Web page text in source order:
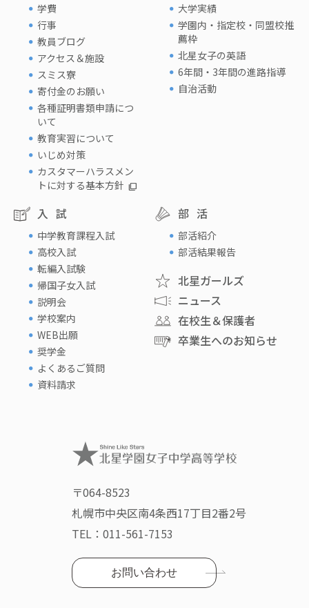
学費
行事
教員ブログ
アクセス＆施設
スミス寮
寄付金のお願い
各種証明書類申請につ
いて
教育実習について
いじめ対策
カスタマーハラスメン
トに対する基本方針
大学実績
学園内・指定校・同盟校推
薦枠
北星女子の英語
6年間・3年間の進路指導
自治活動
入試
中学教育課程入試
高校入試
転編入試験
帰国子女入試
説明会
学校案内
WEB出願
奨学金
よくあるご質問
資料請求
部活
部活紹介
部活結果報告
北星ガールズ
ニュース
在校生＆保護者
卒業生へのお知らせ
〒064-8523
札幌市中央区南4条西17丁目2番2号
TEL： 011-561-7153
お問い合わせ